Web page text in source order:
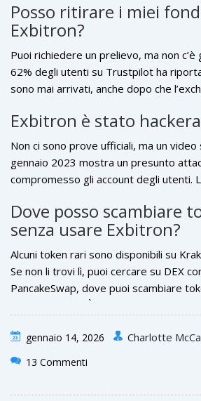
meno di 4.000 dollari. Senza volume,
ridurre le commissioni.
Posso ritirare i miei
Exbitron?
Puoi richiedere un prelievo, ma non c’è
62% degli utenti su Trustpilot ha
sono mai arrivati, anche dopo che
il supporto è lento e inutile.
Exbitron è stato
Non ci sono prove ufficiali, ma un video
gennaio 2023 mostra un presunto
compromesso gli account degli utenti.
fondi degli utenti nel 2023. L’exchange
spiegazione ufficiale o un piano di
Dove posso scambiare
senza usare Exbitron?
Alcuni token rari sono disponibili su
Se non li trovi lì, puoi cercare su DEX
PancakeSwap, dove puoi scambiare
dalla tua wallet. È più sicuro, più
gennaio 14, 2026 Charlotte
13 Commenti